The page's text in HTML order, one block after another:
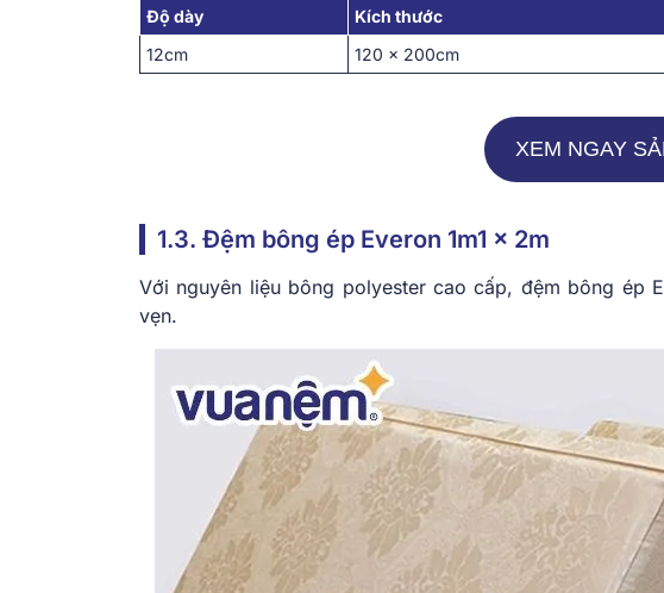
Độ dày Kích thước
12cm
120 x 200cm
XEM NGAY
1.3. Đệm bông ép Everon 1m1 x 2m
Với nguyên liệu bông polyester cao cấp, đệm bông ép
vẹn.